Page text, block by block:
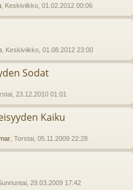
, Keskiviikko, 01.02.2012 00:06
, Keskiviikko, 01.08.2012 23:00
Sodat
23.12.2010 01:01
Kaiku
, Torstai, 05.11.2009 22:28
Sunnuntai, 29.03.2009 17:42